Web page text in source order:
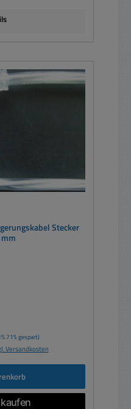
Stecker
Preis: gespart)
Versandkosten